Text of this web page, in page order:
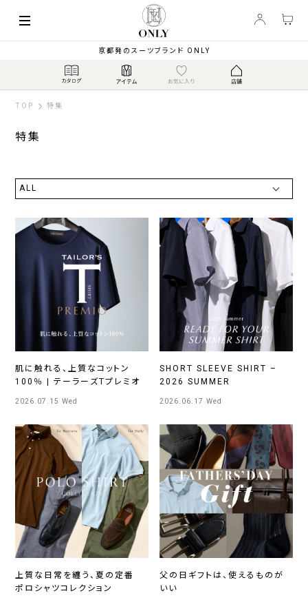
京都発のスーツブランド ONLY
TOP 特集
特集
ALL
肌に触れる、上質なコットン
100％ | テーラーズTプレミオ
2026.07.15 Wed
SHORT SLEEVE SHIRT –
2026 SUMMER
2026.06.17 Wed
上質な日常を纏う、夏の定番
ポロシャツコレクション
父の日ギフトは、使えるものが
いい